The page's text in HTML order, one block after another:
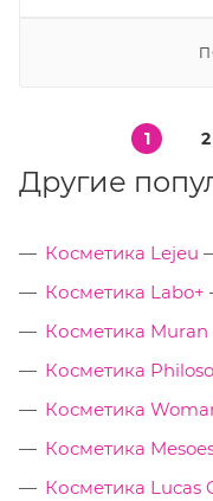
1 2
Другие
Косметика Lejeu
Косметика Labo+
Косметика Muran
Косметика
Косметика
Косметика
Косметика Lucas